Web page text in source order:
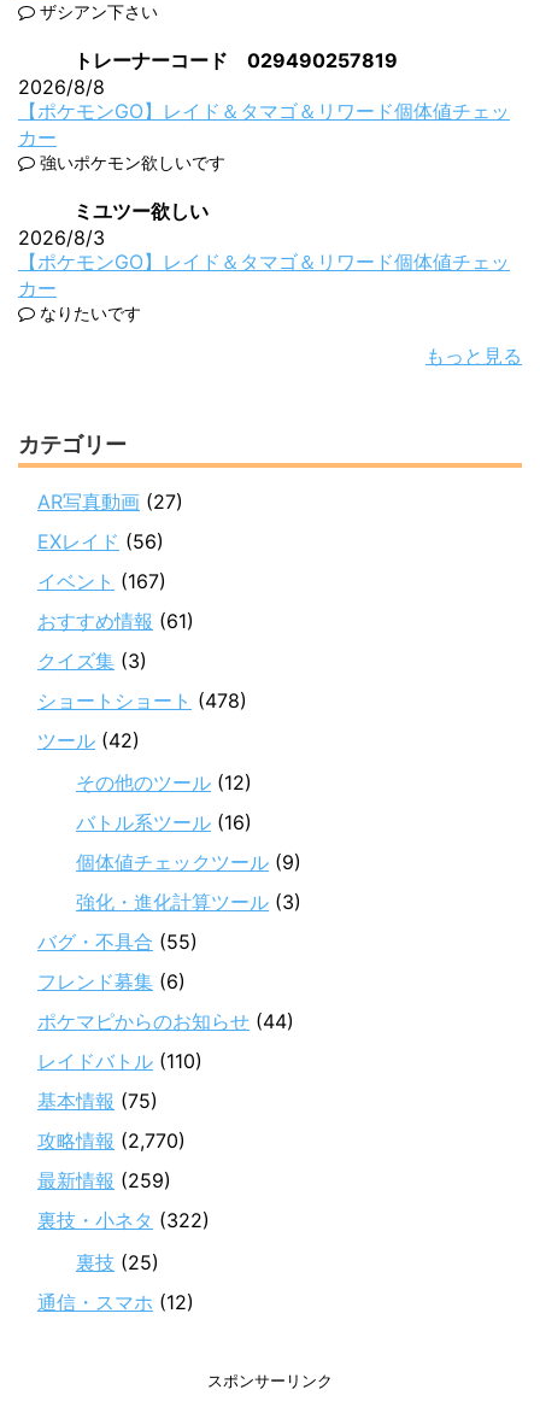
ザシアン下さい
トレーナーコード 029490257819
2026/8/8
【ポケモンGO】レイド＆タマゴ＆リワード個体値チェッ
カー
強いポケモン欲しいです
ミユツー欲しい
2026/8/3
【ポケモンGO】レイド＆タマゴ＆リワード個体値チェッ
カー
なりたいです
もっと見る
カテゴリー
AR写真動画 (27)
EXレイド (56)
イベント (167)
おすすめ情報 (61)
クイズ集 (3)
ショートショート (478)
ツール (42)
その他のツール (12)
バトル系ツール (16)
個体値チェックツール (9)
強化・進化計算ツール (3)
バグ・不具合 (55)
フレンド募集 (6)
ポケマピからのお知らせ (44)
レイドバトル (110)
基本情報 (75)
攻略情報 (2,770)
最新情報 (259)
裏技・小ネタ (322)
裏技 (25)
通信・スマホ (12)
スポンサーリンク